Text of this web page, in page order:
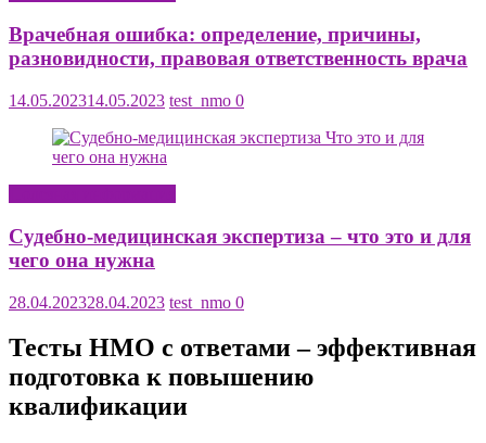
Врачебная ошибка: определение, причины,
разновидности, правовая ответственность врача
14.05.202314.05.2023 test_nmo 0
Судебно-медицинская экспертиза – что это и для
чего она нужна
28.04.202328.04.2023 test_nmo 0
Тесты НМО с ответами – эффективная
подготовка к повышению
квалификации